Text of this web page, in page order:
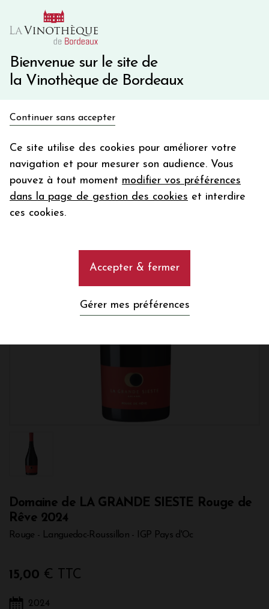
Bienvenue sur le site de
la Vinothèque de Bordeaux
Continuer sans accepter
Ce site utilise des cookies pour améliorer votre
navigation et pour mesurer son audience. Vous
pouvez à tout moment modifier vos préférences
dans la page de gestion des cookies et interdire
ces cookies.
Accepter & fermer
Gérer mes préférences
10€ de remise immédiate sur votre première commande
Une question ?
Domaine de LA GRANDE SIESTE Rouge de Rêve
Domaine de LA GRANDE SIESTE Rouge de
Rêve 2024
Rouge - Languedoc-Roussillon - IGP Pays d'Oc
15,00 € TTC
2024
en bon d'achat
Votre
email
En m’abonnant, j’accepte de recevoir la newsletter de la